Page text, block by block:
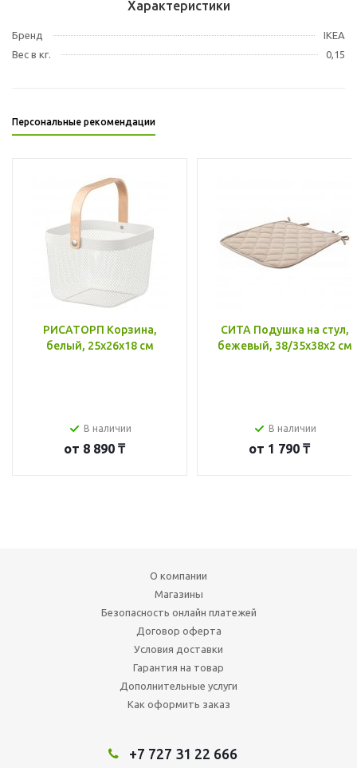
Характеристики
Бренд
IKEA
Вес в кг.
0,15
Персональные рекомендации
РИСАТОРП Корзина,
белый, 25x26x18 см
В наличии
от 8 890 ₸
СИТА Подушка на стул,
бежевый, 38/35x38x2 см
В наличии
от 1 790 ₸
О компании
Магазины
Безопасность онлайн платежей
Договор оферта
Условия доставки
Гарантия на товар
Дополнительные услуги
Как оформить заказ
+7 727 31 22 666